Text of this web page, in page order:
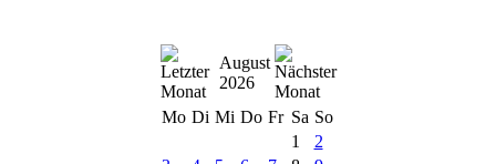
August
2026
Mo Di Mi Do Fr Sa So
1
2